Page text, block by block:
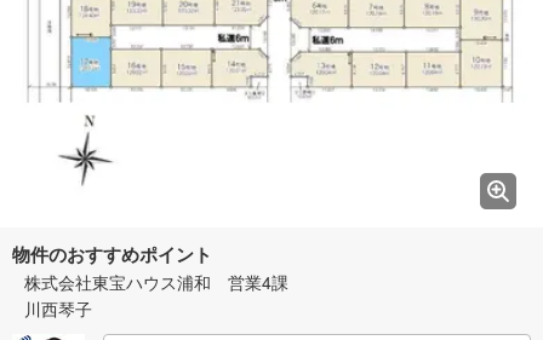
物件のおすすめポイント
株式会社東宝ハウス浦和 営業4課
川西琴子